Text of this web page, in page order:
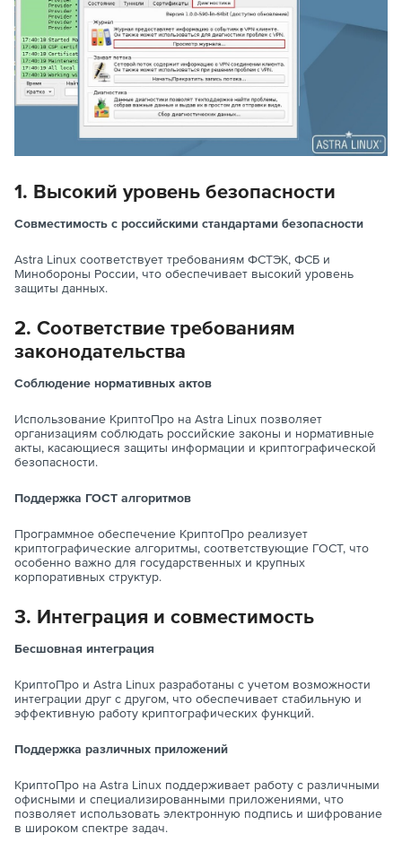
1. Высокий уровень безопасности
Совместимость с российскими стандартами безопасности
Astra Linux соответствует требованиям ФСТЭК, ФСБ и
Минобороны России, что обеспечивает высокий уровень
защиты данных.
2. Соответствие требованиям
законодательства
Соблюдение нормативных актов
Использование КриптоПро на Astra Linux позволяет
организациям соблюдать российские законы и нормативные
акты, касающиеся защиты информации и криптографической
безопасности.
Поддержка ГОСТ алгоритмов
Программное обеспечение КриптоПро реализует
криптографические алгоритмы, соответствующие ГОСТ, что
особенно важно для государственных и крупных
корпоративных структур.
3. Интеграция и совместимость
Бесшовная интеграция
КриптоПро и Astra Linux разработаны с учетом возможности
интеграции друг с другом, что обеспечивает стабильную и
эффективную работу криптографических функций.
Поддержка различных приложений
КриптоПро на Astra Linux поддерживает работу с различными
офисными и специализированными приложениями, что
позволяет использовать электронную подпись и шифрование
в широком спектре задач.